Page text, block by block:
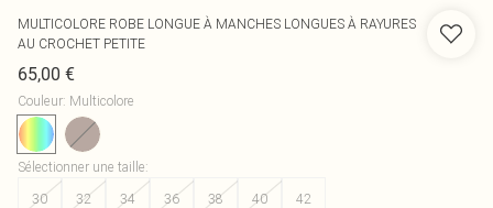
MULTICOLORE ROBE LONGUE À MANCHES LONGUES À RAYURES
AU CROCHET PETITE
65,00 €
Couleur: Multicolore
Sélectionner une taille:
30
32 34 36 38 40 42